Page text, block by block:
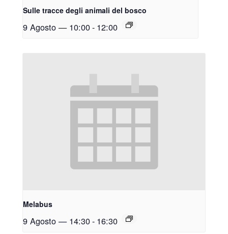
Sulle tracce degli animali del bosco
9 Agosto — 10:00- 12:00
Melabus
9 Agosto — 14:30- 16:30